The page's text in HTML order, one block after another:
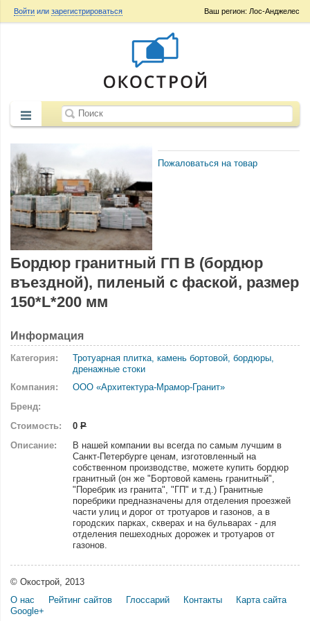
Ваш регион: Лос-Анджелес
Войти или зарегистрироваться
Пожаловаться на товар
Бордюр гранитный ГП B (бордюр
въездной), пиленый с фаской, размер
150*L*200 мм
Информация
Категория:
Тротуарная плитка, камень бортовой, бордюры,
дренажные стоки
Компания:
ООО «Архитектура-Мрамор-Гранит»
Бренд:
Стоимость:
0 Р
Описание:
В нашей компании вы всегда по самым лучшим в
Санкт-Петербурге ценам, изготовленный на
собственном производстве, можете купить бордюр
гранитный (он же "Бортовой камень гранитный",
"Поребрик из гранита", "ГП" и т.д.) Гранитные
поребрики предназначены для отделения проезжей
части улиц и дорог от тротуаров и газонов, а в
городских парках, скверах и на бульварах - для
отделения пешеходных дорожек и тротуаров от
газонов.
© Окострой, 2013
О нас
Рейтинг сайтов Глоссарий Контакты
Карта сайта
Google+